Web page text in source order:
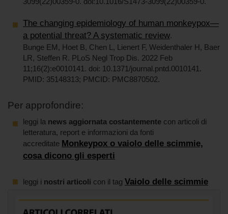
The changing epidemiology of human monkeypox—
a potential threat? A systematic review.
Bunge EM, Hoet B, Chen L, Lienert F, Weidenthaler H, Baer
LR, Steffen R. PLoS Negl Trop Dis. 2022 Feb
11;16(2):e0010141. doi: 10.1371/journal.pntd.0010141.
PMID: 35148313; PMCID: PMC8870502.
Per approfondire:
leggi la news aggiornata costantemente con articoli di
letteratura, report e informazioni da fonti
accreditate Monkeypox o vaiolo delle scimmie,
cosa dicono gli esperti
leggi i nostri articoli con il tag Vaiolo delle scimmie